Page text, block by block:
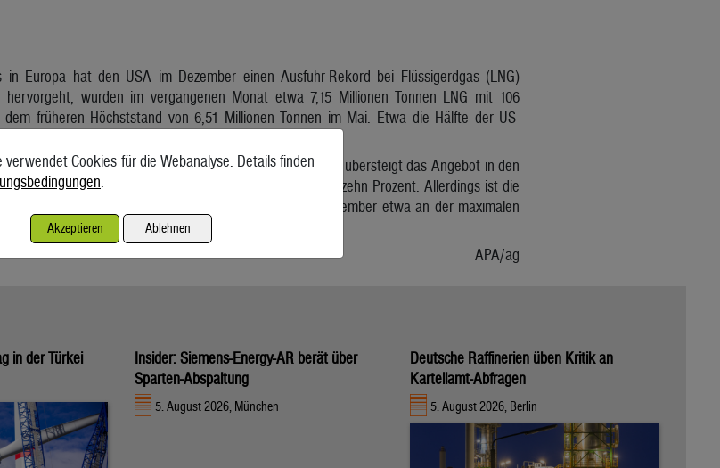
in Europa hat den USA im Dezember einen Ausfuhr-Rekord bei Flüssigerdgas (LNG)
hervorgeht, wurden im vergangenen Monat etwa 7,15 Millionen Tonnen LNG mit 106
früheren Höchststand von 6,51 Millionen Tonnen im Mai. Etwa die Hälfte der US-
mit 37 Prozent früher im Jahr.
Nachfrage zu rekordhohen Preisen geführt hat, übersteigt das Angebot in den
Öl und -Gas den einheimischen Verbrauch um etwa zehn Prozent. Allerdings ist die
zu Flüssigerdgas in den USA begrenzt und lag im Dezember etwa an der maximalen
APA/ag
in der Türkei
Insider: Siemens-Energy-AR berät über
Sparten-Abspaltung
5. August 2026, München
Deutsche Raffinerien üben Kritik an
Kartellamt-Abfragen
5. August 2026, Berlin
verwendet Cookies für die Webanalyse. Details finden
.
Akzeptieren Ablehnen